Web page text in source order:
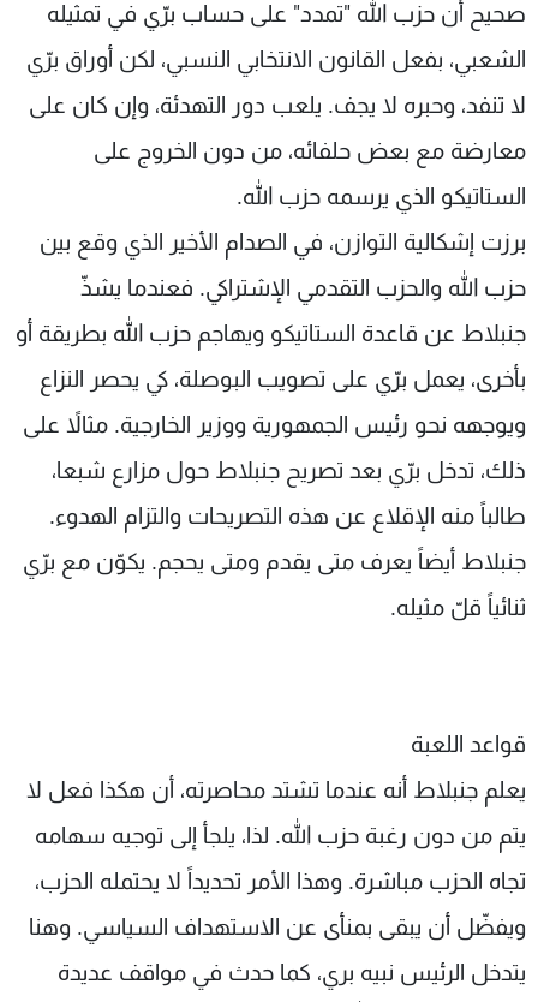
صحيح أن حزب الله "تمدد" على حساب برّي في تمثيله
الشعبي، بفعل القانون الانتخابي النسبي، لكن أوراق برّي
لا تنفد، وحبره لا يجف. يلعب دور التهدئة، وإن كان على
معارضة مع بعض حلفائه، من دون الخروج على
الستاتيكو الذي يرسمه حزب الله.
برزت إشكالية التوازن، في الصدام الأخير الذي وقع بين
حزب الله والحزب التقدمي الإشتراكي. فعندما يشذّ
جنبلاط عن قاعدة الستاتيكو ويهاجم حزب الله بطريقة أو
بأخرى، يعمل برّي على تصويب البوصلة، كي يحصر النزاع
ويوجهه نحو رئيس الجمهورية ووزير الخارجية. مثالاً على
ذلك، تدخل برّي بعد تصريح جنبلاط حول مزارع شبعا،
طالباً منه الإقلاع عن هذه التصريحات والتزام الهدوء.
جنبلاط أيضاً يعرف متى يقدم ومتى يحجم. يكوّن مع برّي
ثنائياً قلّ مثيله.
قواعد اللعبة
يعلم جنبلاط أنه عندما تشتد محاصرته، أن هكذا فعل لا
يتم من دون رغبة حزب الله. لذا، يلجأ إلى توجيه سهامه
تجاه الحزب مباشرة. وهذا الأمر تحديداً لا يحتمله الحزب،
ويفضّل أن يبقى بمنأى عن الاستهداف السياسي. وهنا
يتدخل الرئيس نبيه بري، كما حدث في مواقف عديدة